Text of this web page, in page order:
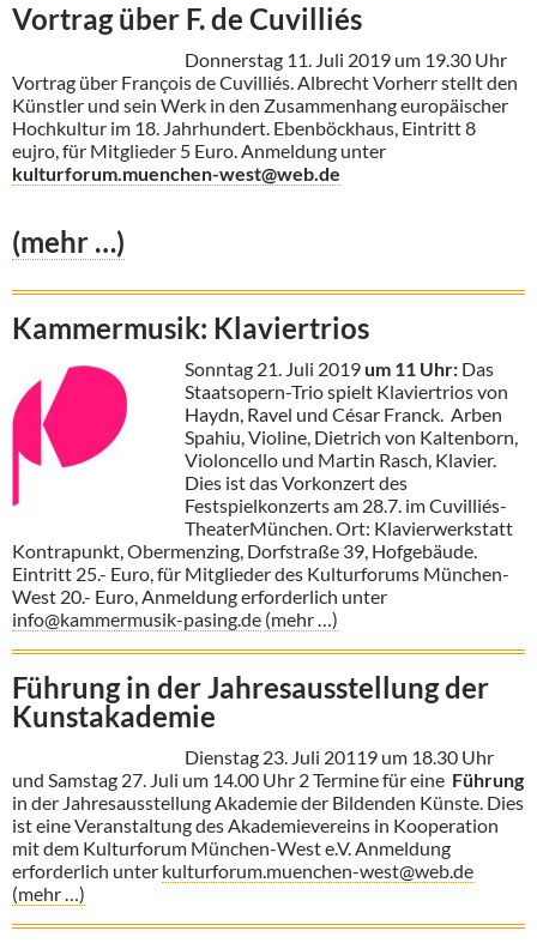
Vortrag über F. de Cuvilliés
Donnerstag 11. Juli 2019 um 19.30 Uhr
Vortrag über François de Cuvilliés. Albrecht Vorherr stellt den
Künstler und sein Werk in den Zusammenhang europäischer
Hochkultur im 18. Jahrhundert. Ebenböckhaus, Eintritt 8
eujro, für Mitglieder 5 Euro. Anmeldung unter
kulturforum.muenchen-west@web.de
(mehr …)
Kammermusik: Klaviertrios
Sonntag 21. Juli 2019um 11 Uhr: Das
Staatsopern-Trio spielt Klaviertrios von
Haydn, Ravel und César Franck. Arben
Spahiu, Violine, Dietrich von Kaltenborn,
Violoncello und Martin Rasch, Klavier.
Dies ist das Vorkonzert des
Festspielkonzerts am 28.7. im Cuvilliés-
TheaterMünchen. Ort: Klavierwerkstatt
Kontrapunkt, Obermenzing, Dorfstraße 39, Hofgebäude.
Eintritt 25.- Euro, für Mitglieder des Kulturforums München-
West 20.- Euro, Anmeldung erforderlich unter
info@kammermusik-pasing.de (mehr …)
Führung in der Jahresausstellung der
Kunstakademie
Dienstag 23. Juli 20119 um 18.30 Uhr
und Samstag 27. Juli um 14.00 Uhr 2 Termine für eine Führung
in der Jahresausstellung Akademie der Bildenden Künste. Dies
ist eine Veranstaltung des Akademievereins in Kooperation
mit dem Kulturforum München-West e.V. Anmeldung
erforderlich unter kulturforum.muenchen-west@web.de
(mehr …)